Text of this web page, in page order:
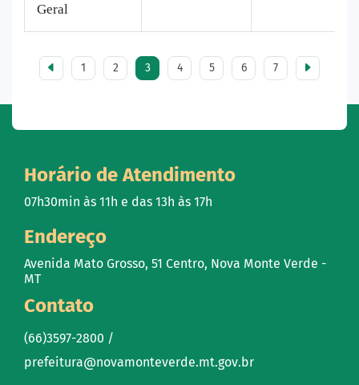
Geral
1 2 3 4 5 6 7
Horário de Atendimento
07h30min às 11h e das 13h às 17h
Endereço
Avenida Mato Grosso, 51 Centro, Nova Monte Verde -
MT
Contato
(66)3597-2800 /
prefeitura@novamonteverde.mt.gov.br